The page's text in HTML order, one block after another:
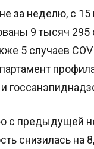
за неделю, с 15
9 тысяч
5 случаев
с предыдущей
снизилась на